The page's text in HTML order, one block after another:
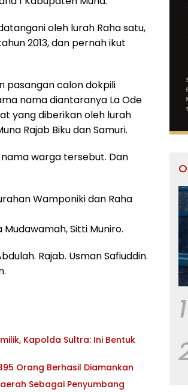
oleh lurah Raha satu,
2013, dan pernah ikut
pasangan calon dokpili
nama diantaranya La Ode
yang diberikan oleh lurah
Rajab Biku dan Samuri.
warga tersebut. Dan
Wamponiki dan Raha
Mudawamah, Sitti Muniro.
Rajab. Usman Safiuddin.
Kapolda Sultra: Ini Bentuk
Orang Berhasil Diamankan
Sebagai Penyumbang
1